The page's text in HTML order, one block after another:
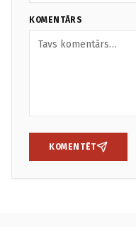
KOMENTĀRS
KOMENTĒT